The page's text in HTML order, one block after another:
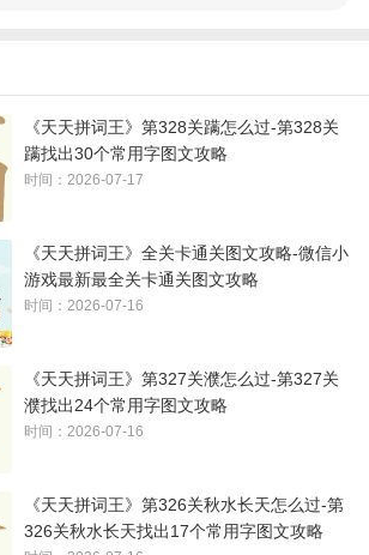
不认识）：
《天天拼词王》第328关蹒怎么过-第328关
蹒找出30个常用字图文攻略
时间：2026-07-17
《天天拼词王》全关卡通关图文攻略-微信小
游戏最新最全关卡通关图文攻略
时间：2026-07-16
《天天拼词王》第327关濮怎么过-第327关
濮找出24个常用字图文攻略
时间：2026-07-16
《天天拼词王》第326关秋水长天怎么过-第
326关秋水长天找出17个常用字图文攻略